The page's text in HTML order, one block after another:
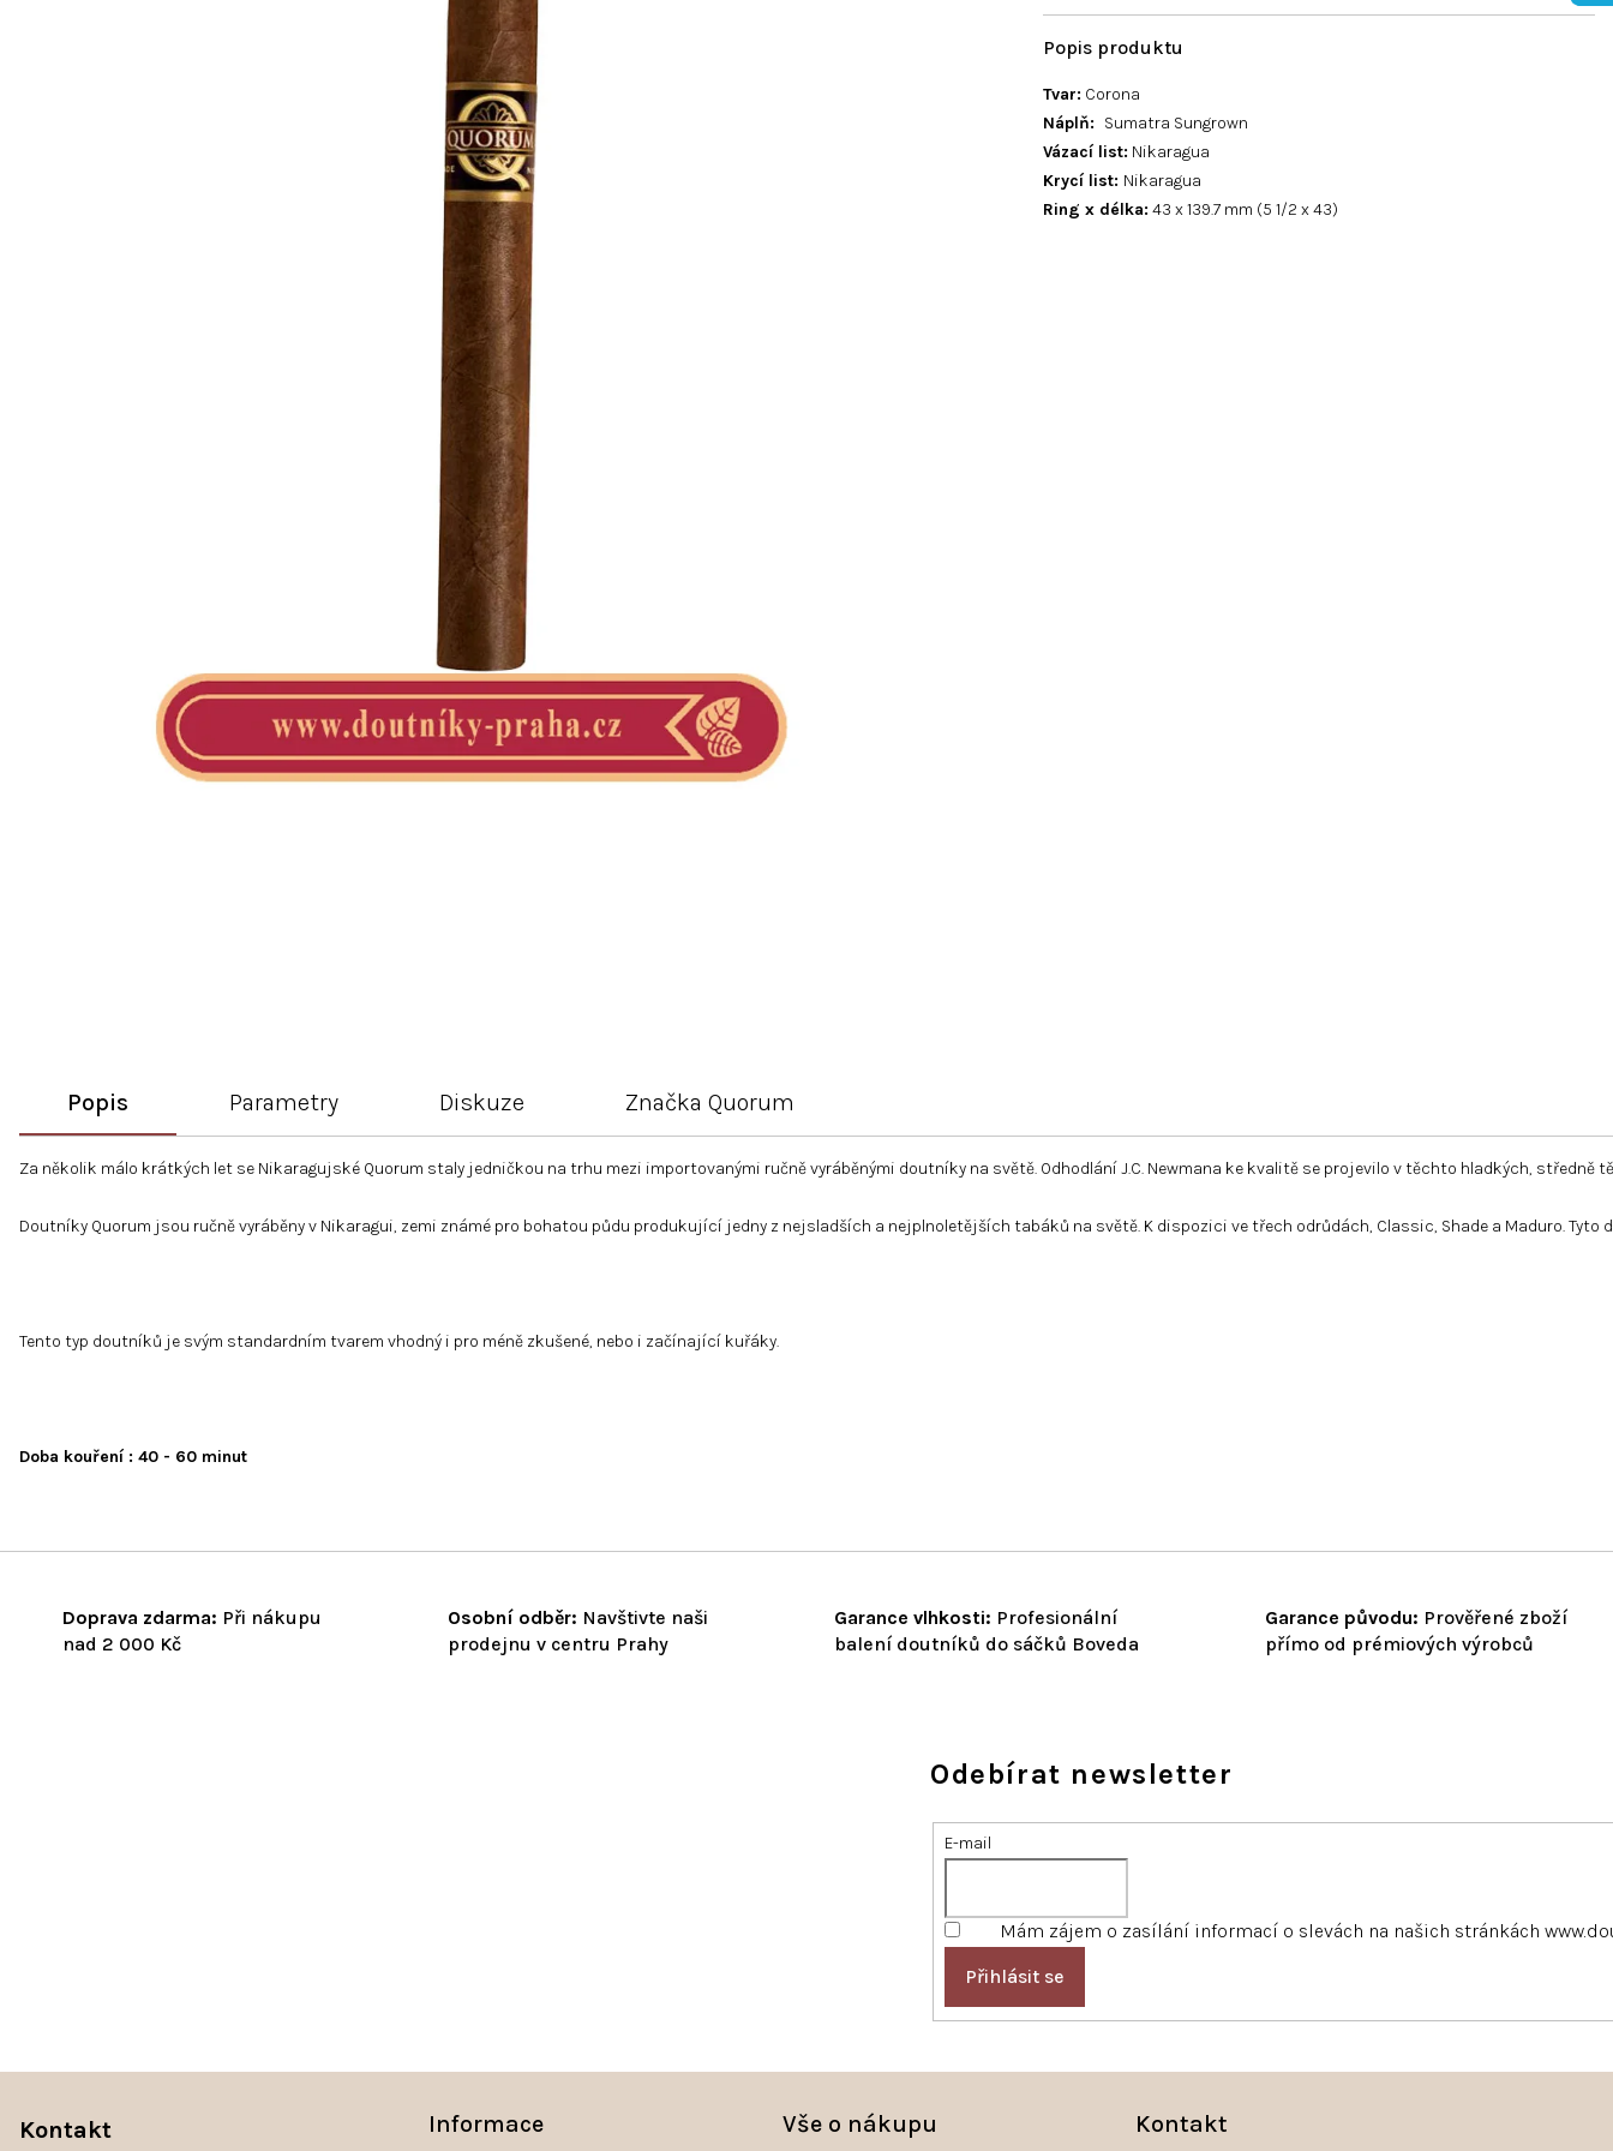
Tvar: Corona
Náplň: Sumatra Sungrown
Vázací list: Nikaragua
Krycí list: Nikaragua
Ring x délka: 43 x 139.7 mm (5 1/2 x 43)
Doprava zdarma: Při nákupu
nad 2 000 Kč
Osobní odběr: Navštivte naši
prodejnu v centru Prahy
Garance vlhkosti: Profesionální
balení doutníků do sáčků Boveda
Garance původu: Prověřené zboží
přímo od prémiových výrobců
Popis Parametry Diskuze Značka Quorum
Za několik málo krátkých let se Nikaragujské Quorum staly jedničkou na trhu mezi importovanými ručně vyráběnými doutníky na světě. Odhodlání J.C. Newmana ke kvalitě se projevilo v těchto hladkých,
Doutníky Quorum jsou ručně vyráběny v Nikaragui, zemi známé pro bohatou půdu produkující jedny z nejsladších a nejplnoletějších tabáků na světě. K dispozici ve třech odrůdách, Classic, Shade a Maduro.
Tento typ doutníků je svým standardním tvarem vhodný i pro méně zkušené, nebo i začínající kuřáky.
Doba kouření : 40 - 60 minut
Odebírat newsletter
E-mail
Mám zájem o zasílání informací o slevách na našich stránkách
Přihlásit se
Informace Vše o nákupu Kontakt
Kontakt